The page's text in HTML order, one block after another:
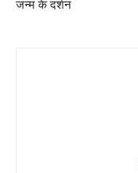
जन्म के दर्शन